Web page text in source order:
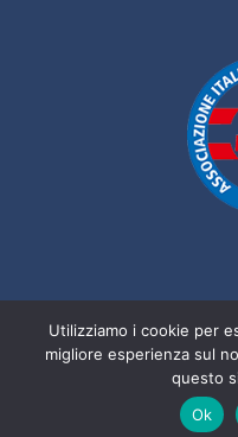
Copyright
Designed
Utilizziamo i cookie per
migliore esperienza sul
questo
Ok